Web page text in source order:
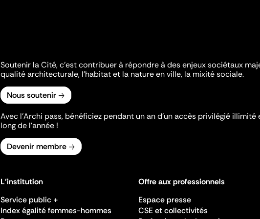
Soutenir la Cité, c'est contribuer à répondre à des enjeux sociétaux
qualité architecturale, l'habitat et la nature en ville, la mixité sociale.
Nous soutenir
Avec l’Archi pass, bénéficiez pendant un an d’un accès privilégié
long de l’année !
Devenir membre
L'institution
Service public +
Index égalité femmes-hommes
Offre aux professionnels
Espace presse
CSE et collectivités